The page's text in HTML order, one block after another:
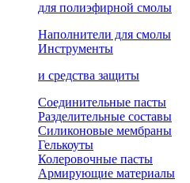
для полиэфирной смолы
Наполнители для смолы
Инструменты
и средства защиты
Соединительные пасты
Разделительные составы
Силиконовые мембраны
Гелькоуты
Колеровочные пасты
Армирующие материалы